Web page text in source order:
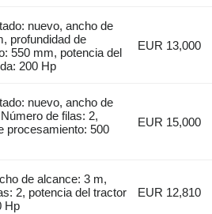
nuevo, ancho de
profundidad de
550 mm, potencia del
200 Hp
EUR 13,000
nuevo, ancho de
de filas: 2,
procesamiento: 500
EUR 15,000
de alcance: 3 m,
2, potencia del tractor
Hp
EUR 12,810